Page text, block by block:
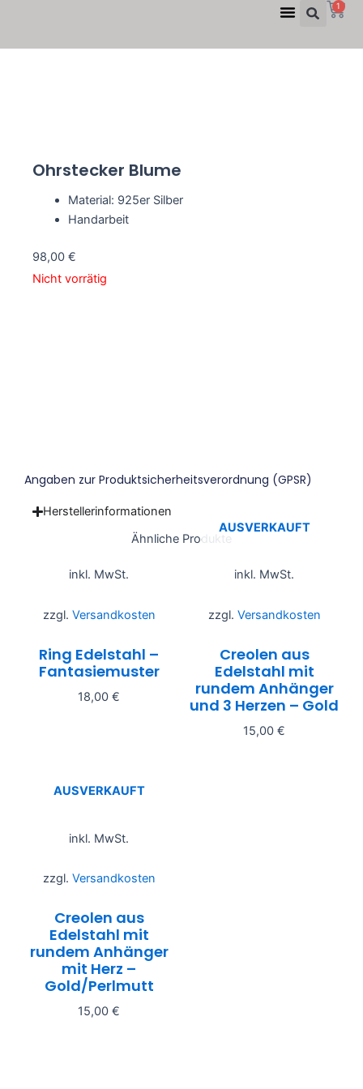
springen
Menü 1
Ohrstecker Blume
Material: 925er Silber
Handarbeit
98,00 €
Nicht vorrätig
Angaben zur Produktsicherheitsverordnung (GPSR)
Herstellerinformationen
Ähnliche Produkte
inkl. MwSt.
zzgl. Versandkosten
Ring Edelstahl –
Fantasiemuster
18,00 €
AUSVERKAUFT
inkl. MwSt.
zzgl. Versandkosten
Creolen aus
Edelstahl mit
rundem Anhänger
und 3 Herzen – Gold
15,00 €
AUSVERKAUFT
inkl. MwSt.
zzgl. Versandkosten
Creolen aus
Edelstahl mit
rundem Anhänger
mit Herz –
Gold/Perlmutt
15,00 €